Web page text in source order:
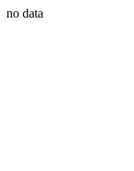
no data